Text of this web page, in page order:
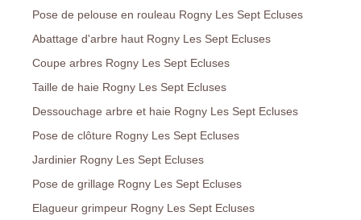
Pose de pelouse en rouleau Rogny Les Sept Ecluses
Abattage d'arbre haut Rogny Les Sept Ecluses
Coupe arbres Rogny Les Sept Ecluses
Taille de haie Rogny Les Sept Ecluses
Dessouchage arbre et haie Rogny Les Sept Ecluses
Pose de clôture Rogny Les Sept Ecluses
Jardinier Rogny Les Sept Ecluses
Pose de grillage Rogny Les Sept Ecluses
Elagueur grimpeur Rogny Les Sept Ecluses